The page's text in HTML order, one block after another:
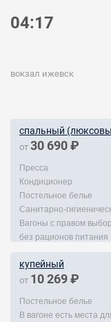
04:17
вокзал ижевск
спальный
от 30 690 ₽
Пресса
Кондиционер
Постельное белье
Санитарно-
Вагоны с правом
без рационов питания
купейный
от 10 269 ₽
Постельное белье
В вагоне есть места